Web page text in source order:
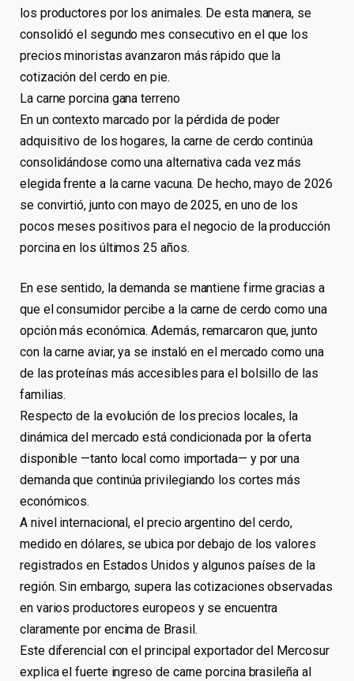
los productores por los animales. De esta manera, se
consolidó el segundo mes consecutivo en el que los
precios minoristas avanzaron más rápido que la
cotización del cerdo en pie.
La carne porcina gana terreno
En un contexto marcado por la pérdida de poder
adquisitivo de los hogares, la carne de cerdo continúa
consolidándose como una alternativa cada vez más
elegida frente a la carne vacuna. De hecho, mayo de 2026
se convirtió, junto con mayo de 2025, en uno de los
pocos meses positivos para el negocio de la producción
porcina en los últimos 25 años.
En ese sentido, la demanda se mantiene firme gracias a
que el consumidor percibe a la carne de cerdo como una
opción más económica. Además, remarcaron que, junto
con la carne aviar, ya se instaló en el mercado como una
de las proteínas más accesibles para el bolsillo de las
familias.
Respecto de la evolución de los precios locales, la
dinámica del mercado está condicionada por la oferta
disponible —tanto local como importada— y por una
demanda que continúa privilegiando los cortes más
económicos.
A nivel internacional, el precio argentino del cerdo,
medido en dólares, se ubica por debajo de los valores
registrados en Estados Unidos y algunos países de la
región. Sin embargo, supera las cotizaciones observadas
en varios productores europeos y se encuentra
claramente por encima de Brasil.
Este diferencial con el principal exportador del Mercosur
explica el fuerte ingreso de carne porcina brasileña al